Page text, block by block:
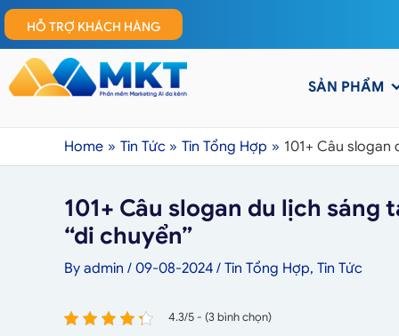
HỖ TRỢ KHÁCH HÀNG
SẢN PHẨM
Home Tin Tức Tin Tổng Hợp 101+ Câu
101+ Câu slogan du lịch
“di chuyển”
By admin / 09-08-2024 / Tin Tổng Hợp, Tin Tức
4.3/5 - (3 bình chọn)